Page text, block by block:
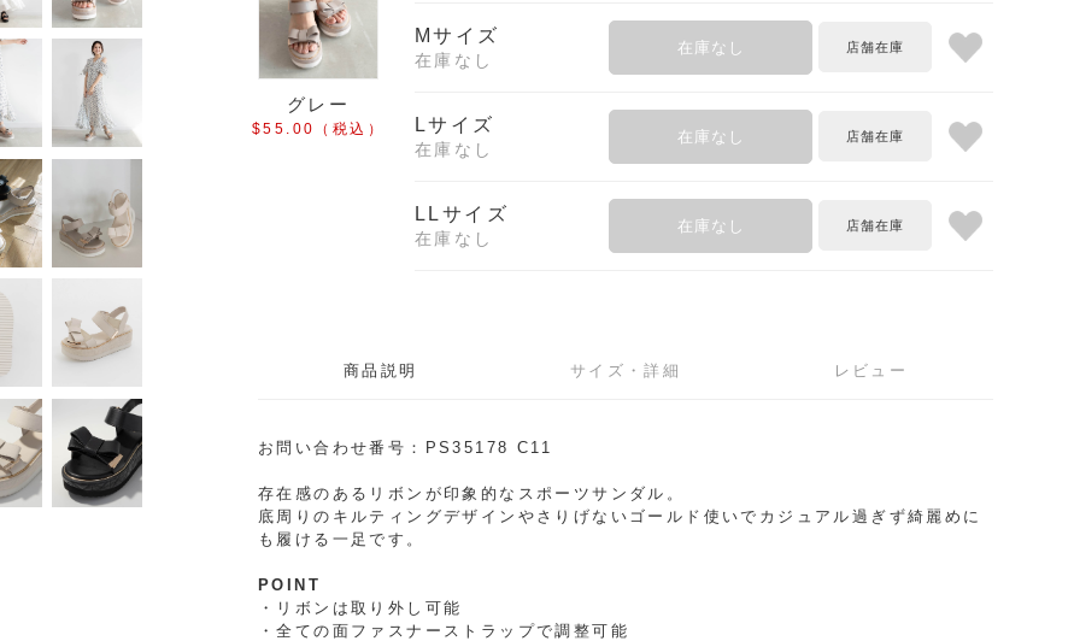
グレー
$‌55.00 （税込）
Mサイズ
在庫なし
在庫なし
Lサイズ
在庫なし
在庫なし
LLサイズ
在庫なし
在庫なし
商品説明 サイズ・詳細 レビュー
お問い合わせ番号：PS35178 C11
存在感のあるリボンが印象的なスポーツサンダル。
底周りのキルティングデザインやさりげないゴールド使いでカジュアル過ぎず綺麗めに
も履ける一足です。
POINT
・リボンは取り外し可能
・全ての面ファスナーストラップで調整可能